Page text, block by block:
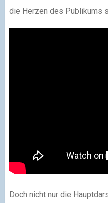
die Herzen des Publikums
Doch nicht nur die